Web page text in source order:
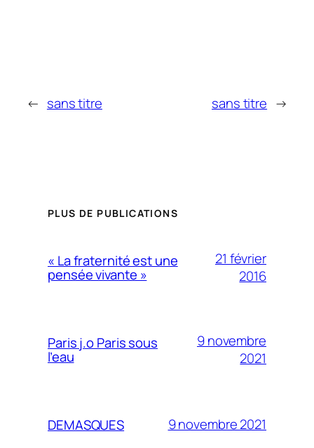
← sans titre sans titre →
PLUS DE PUBLICATIONS
« La fraternité est une
pensée vivante »
21 février
2016
Paris j.o Paris sous
l’eau
9 novembre
2021
DEMASQUES 9 novembre 2021